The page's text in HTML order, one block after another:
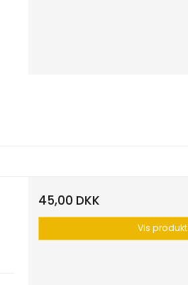
45,00 DKK
Vis produkt